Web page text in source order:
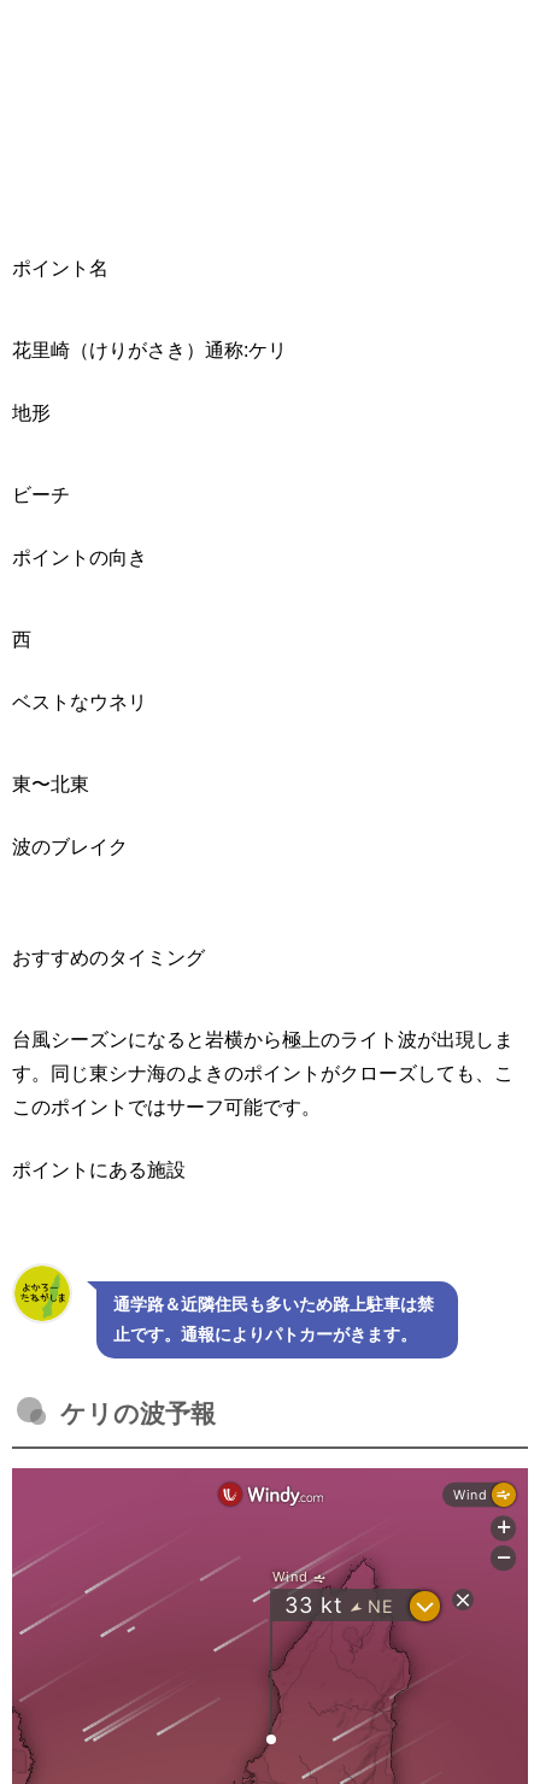
ポイント名
花里崎（けりがさき）通称:ケリ
地形
ビーチ
ポイントの向き
西
ベストなウネリ
東〜北東
波のブレイク
おすすめのタイミング
台風シーズンになると岩横から極上のライト波が出現しま
す。同じ東シナ海のよきのポイントがクローズしても、こ
このポイントではサーフ可能です。
ポイントにある施設
通学路＆近隣住民も多いため路上駐車は禁
止です。通報によりパトカーがきます。
ケリの波予報